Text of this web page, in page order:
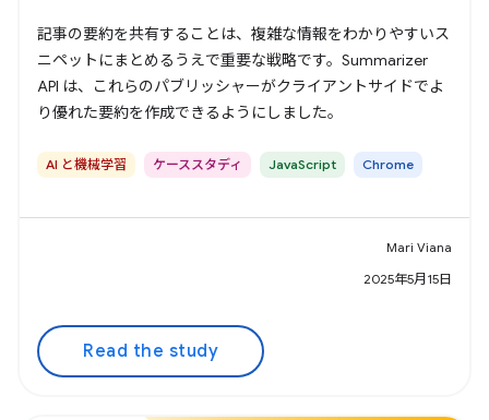
記事の要約を共有することは、複雑な情報をわかりやすいス
ニペットにまとめるうえで重要な戦略です。Summarizer
API は、これらのパブリッシャーがクライアントサイドでよ
り優れた要約を作成できるようにしました。
AI と機械学習 ケーススタディ JavaScript Chrome
Mari Viana
2025年5月15日
Read the study